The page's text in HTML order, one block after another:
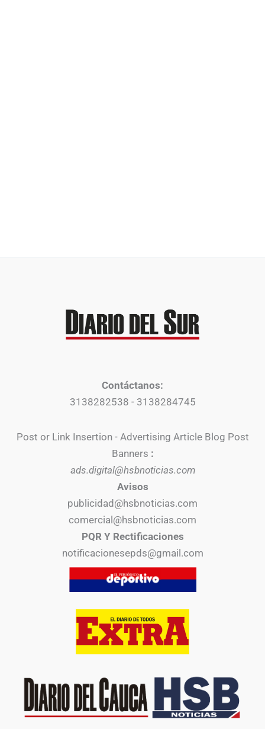
Contáctanos:
3138282538 - 3138284745
Post or Link Insertion - Advertising Article Blog Post
Banners :
ads.digital@hsbnoticias.com
Avisos
publicidad@hsbnoticias.com
comercial@hsbnoticias.com
PQR Y Rectificaciones
notificacionesepds@gmail.com